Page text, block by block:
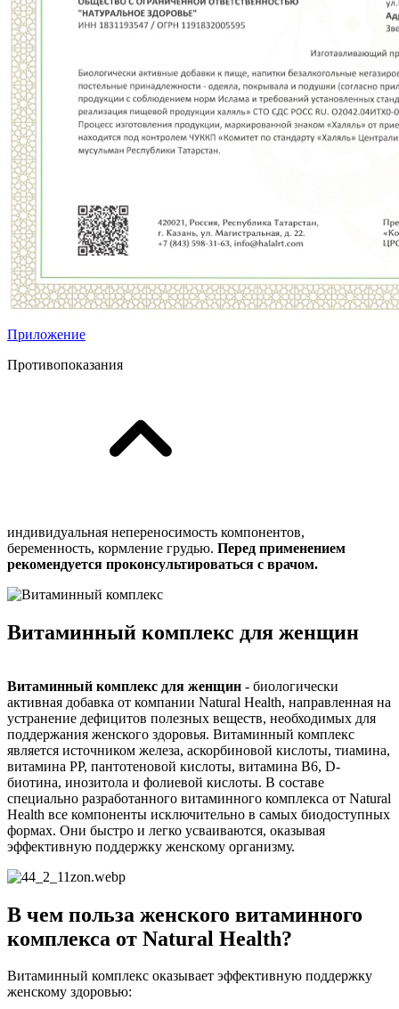
Приложение
Противопоказания
индивидуальная непереносимость компонентов,
беременность, кормление грудью. Перед применением
рекомендуется проконсультироваться с врачом.
Витаминный комплекс для женщин
Витаминный комплекс для женщин - биологически
активная добавка от компании Natural Health, направленная на
устранение дефицитов полезных веществ, необходимых для
поддержания женского здоровья. Витаминный комплекс
является источником железа, аскорбиновой кислоты, тиамина,
витамина PP, пантотеновой кислоты, витамина B6, D-
биотина, инозитола и фолиевой кислоты. В составе
специально разработанного витаминного комплекса от Natural
Health все компоненты исключительно в самых биодоступных
формах. Они быстро и легко усваиваются, оказывая
эффективную поддержку женскому организму.
В чем польза женского витаминного
комплекса от Natural Health?
Витаминный комплекс оказывает эффективную поддержку
женскому здоровью: